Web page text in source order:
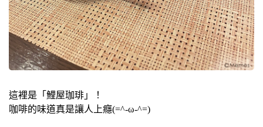
這裡是「鯉屋珈琲」！
咖啡的味道真是讓人上癮(=^-ω-^=)